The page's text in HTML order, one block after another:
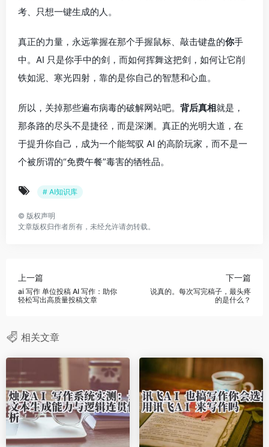
考、只想一键生成的人。
真正的力量，永远掌握在那个手握鼠标、敲击键盘的你手
中。AI 只是你手中的剑，而如何挥舞这把剑，如何让它削
铁如泥、寒光四射，靠的是你自己的智慧和心血。
所以，关掉那些遍布病毒的破解网站吧。 背后真相就是，
那条路的尽头不是捷径，而是深渊。真正的光明大道，在
于提升你自己，成为一个能驾驭 AI 的高阶玩家，而不是一
个被所谓的“免费午餐”毒害的牺牲品。
# AI知识库
© 版权声明
文章版权归作者所有，未经允许请勿转载。
上一篇
ai 写作 单位投稿 AI 写作：助你
轻松写出高质量投稿文章
下一篇
说真的。每次写完稿子，最头疼
的是什么？
相关文章